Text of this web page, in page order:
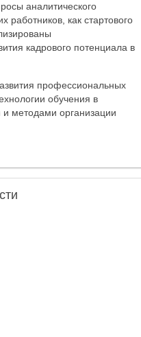
аналитического
как стартового
кадрового потенциала в
профессиональных
обучения в
методами организации